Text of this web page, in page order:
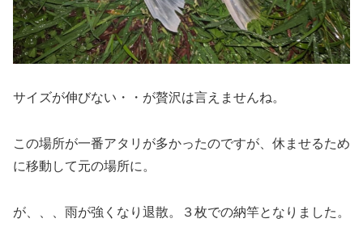
サイズが伸びない・・が贅沢は言えませんね。
この場所が一番アタリが多かったのですが、休ませるため
に移動して元の場所に。
が、、、雨が強くなり退散。３枚での納竿となりました。